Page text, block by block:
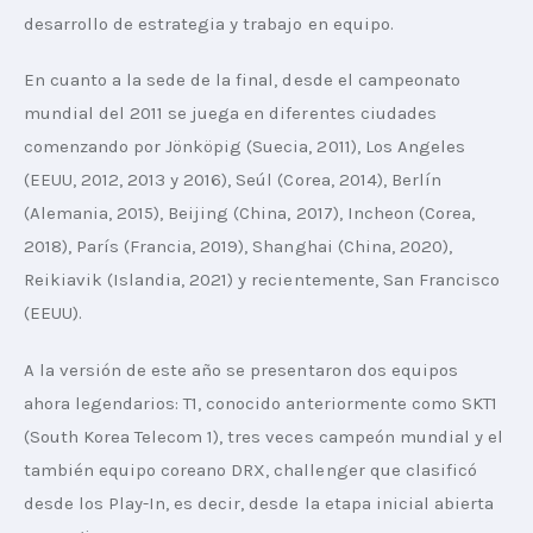
desarrollo de estrategia y trabajo en equipo.
En cuanto a la sede de la final, desde el campeonato
mundial del 2011 se juega en diferentes ciudades
comenzando por Jönköpig (Suecia, 2011), Los Angeles
(EEUU, 2012, 2013 y 2016), Seúl (Corea, 2014), Berlín
(Alemania, 2015), Beijing (China, 2017), Incheon (Corea,
2018), París (Francia, 2019), Shanghai (China, 2020),
Reikiavik (Islandia, 2021) y recientemente, San Francisco
(EEUU).
A la versión de este año se presentaron dos equipos
ahora legendarios: T1, conocido anteriormente como SKT1
(South Korea Telecom 1), tres veces campeón mundial y el
también equipo coreano DRX, challenger que clasificó
desde los Play-In, es decir, desde la etapa inicial abierta